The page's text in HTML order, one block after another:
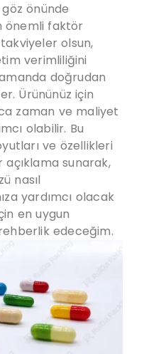
önünde
önemli faktör
olsun,
verimliliğini
doğrudan
Ürününüz için
zaman ve maliyet
olabilir. Bu
ve özellikleri
sunarak,
nasıl
yardımcı olacak
en uygun
edeceğim.